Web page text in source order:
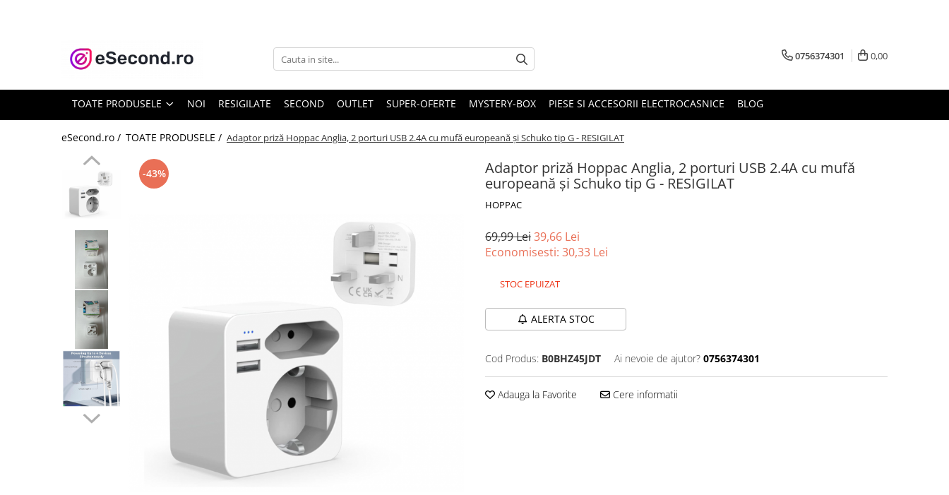
TOATE PRODUSELE
Accesorii Auto
Covorase auto
Echipamente pentru Atelier
Intretinere & Cosmetica auto
Trotinete electrice
Casa, Gradina & Bricolaj
Bucatarie & Servire
Curatenie si intretinere
Hobby-uri creative
Iluminat & Electrice
0756374301 0,00
TOATE PRODUSELE NOI RESIGILATE SECOND OUTLET SUPER-OFERTE MYSTERY-BOX PIESE SI ACCESORII ELECTROCASNICE BLOG
eSecond.ro / TOATE PRODUSELE / Adaptor priză Hoppac Anglia, 2 porturi USB 2.4A cu mufă europeană și Schuko tip G - RESIGILAT
Adaptor priză Hoppac Anglia, 2 porturi USB 2.4A cu mufă
europeană și Schuko tip G - RESIGILAT
HOPPAC
-43%
69,99 Lei39,66 Lei
Economisesti: 30,33 Lei
STOC EPUIZAT
ALERTA STOC
Cod Produs: B0BHZ45JDT Ai nevoie de ajutor? 0756374301
Adauga la Favorite Cere informatii